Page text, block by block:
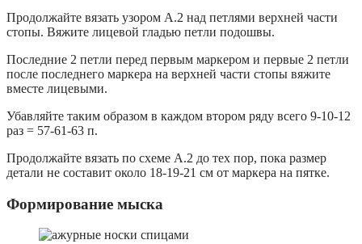
Продолжайте вязать узором A.2 над петлями верхней части
стопы. Вяжите лицевой гладью петли подошвы.
Последние 2 петли перед первым маркером и первые 2 петли
после последнего маркера на верхней части стопы вяжите
вместе лицевыми.
Убавляйте таким образом в каждом втором ряду всего 9-10-12
раз = 57-61-63 п.
Продолжайте вязать по схеме A.2 до тех пор, пока размер
детали не составит около 18-19-21 см от маркера на пятке.
Формирование мыска